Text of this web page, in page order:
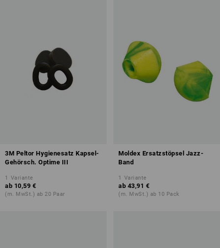
3M Peltor Hygienesatz Kapsel-
Gehörsch. Optime III
1 Variante
ab 10,59 €
(m. MwSt.) ab 20 Paar
Moldex Ersatzstöpsel Jazz-
Band
1 Variante
ab 43,91 €
(m. MwSt.) ab 10 Pack